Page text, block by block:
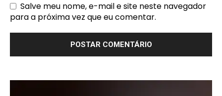
Salve meu nome, e-mail e site neste navegador
para a próxima vez que eu comentar.